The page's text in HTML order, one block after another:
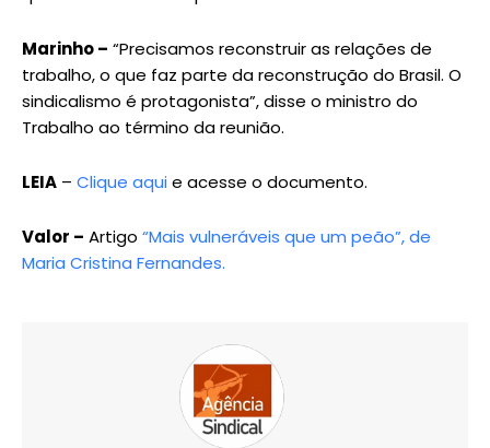
Marinho – “Precisamos reconstruir as relações de
trabalho, o que faz parte da reconstrução do Brasil. O
sindicalismo é protagonista”, disse o ministro do
Trabalho ao término da reunião.
LEIA – Clique aquie acesse o documento.
Valor – Artigo “Mais vulneráveis que um peão”, de
Maria Cristina Fernandes.